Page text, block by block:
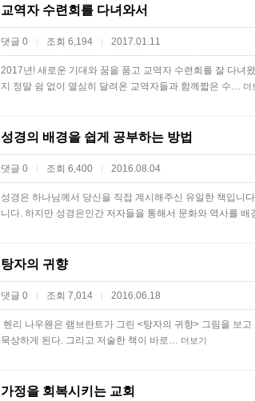
교역자 수련회를 다녀와서
댓글 0 | 조회 6,194 | 2017.01.11
2017년! 새로운 기대와 꿈을 품고 교역자 수련회를 잘 다녀
지 정말 쉼 없이 열심히 달려온 교역자들과 함께짧은 수…
더
성경의 배경을 쉽게 공부하는 방법
댓글 0 | 조회 6,400 | 2016.08.04
성경은 하나님께서 당신을 직접 계시해주신 유일한 책입니
니다. 하지만 성경은인간 저자들을 통해서 문화와 역사를 배
탕자의 귀향
댓글 0 | 조회 7,014 | 2016.06.18
헨리 나우웬은 램브란트가 그린 <탕자의 귀향> 그림을 보
묵상하게 된다. 그리고 저술한 책이 바로…
더보기
가정을 회복시키는 교회